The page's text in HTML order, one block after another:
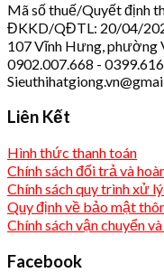
Mã số thuế/Quyết định
ĐKKD/QĐTL: 20/04/
107 Vĩnh Hưng, phường
0902.007.668 -
Liên Kết
Hình thức thanh toán
Chính sách đổi trả và
Chính sách quy trình xử
Quy định về bảo mật
Chính sách vận chuyển
Facebook